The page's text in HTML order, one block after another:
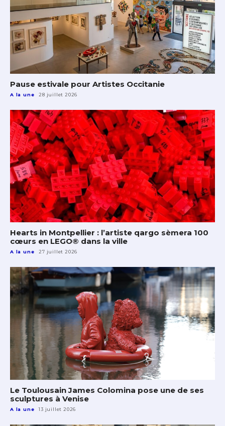
Pause estivale pour Artistes Occitanie
A la une 28 juillet 2026
Hearts in Montpellier : l’artiste qargo sèmera 100
cœurs en LEGO® dans la ville
A la une 27 juillet 2026
Le Toulousain James Colomina pose une de ses
sculptures à Venise
A la une 13 juillet 2026